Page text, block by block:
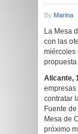
By Marina
La Mesa
con las
miércoles
Alicante,
contratar
Fuente
Mesa de
próximo